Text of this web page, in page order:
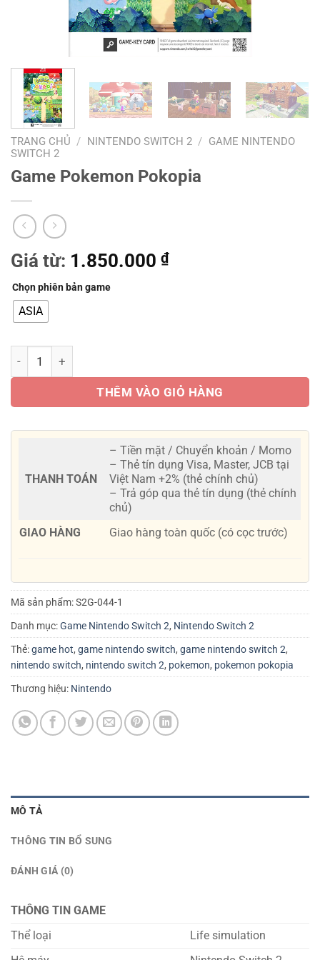
TRANG CHỦ / NINTENDO SWITCH 2 / GAME NINTENDO
SWITCH 2
Game Pokemon Pokopia
Giá từ: 1.850.000 ₫
Chọn phiên bản game
ASIA
Game Pokemon Pokopia số lượng
THÊM VÀO GIỎ HÀNG
THANH TOÁN
– Tiền mặt / Chuyển khoản / Momo
– Thẻ tín dụng Visa, Master, JCB tại
Việt Nam +2% (thẻ chính chủ)
– Trả góp qua thẻ tín dụng (thẻ chính
chủ)
GIAO HÀNG
Giao hàng toàn quốc (có cọc trước)
Mã sản phẩm:S2G-044-1
Danh mục:Game Nintendo Switch 2, Nintendo Switch 2
Thẻ:game hot, game nintendo switch, game nintendo switch 2,
nintendo switch, nintendo switch 2, pokemon, pokemon pokopia
Thương hiệu: Nintendo
MÔ TẢ
THÔNG TIN BỔ SUNG
ĐÁNH GIÁ (0)
THÔNG TIN GAME
Thể loại
Life simulation